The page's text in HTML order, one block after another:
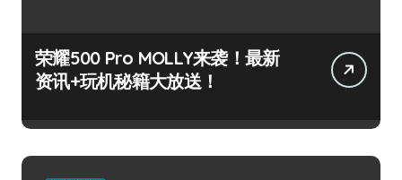
荣耀500 Pro MOLLY来袭！最新
资讯+玩机秘籍大放送！